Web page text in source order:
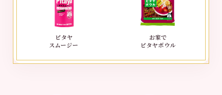
ピタヤ
スムージー
お家で
ピタヤボウル